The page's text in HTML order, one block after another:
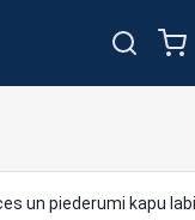
un piederumi kapu